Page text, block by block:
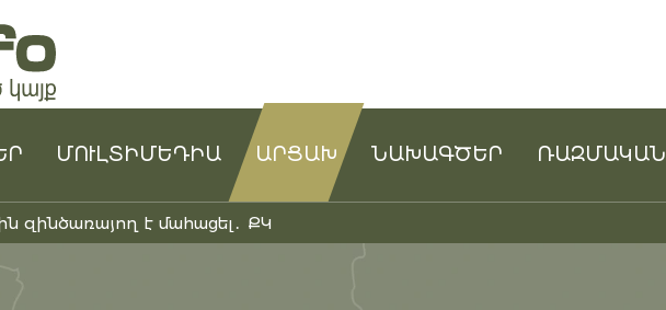
ՄՈՒԼՏԻՄԵԴԻԱ ԱՐՑԱԽ ՆԱԽԱԳԾԵՐ
զինծառայող է մահացել․ ՔԿ